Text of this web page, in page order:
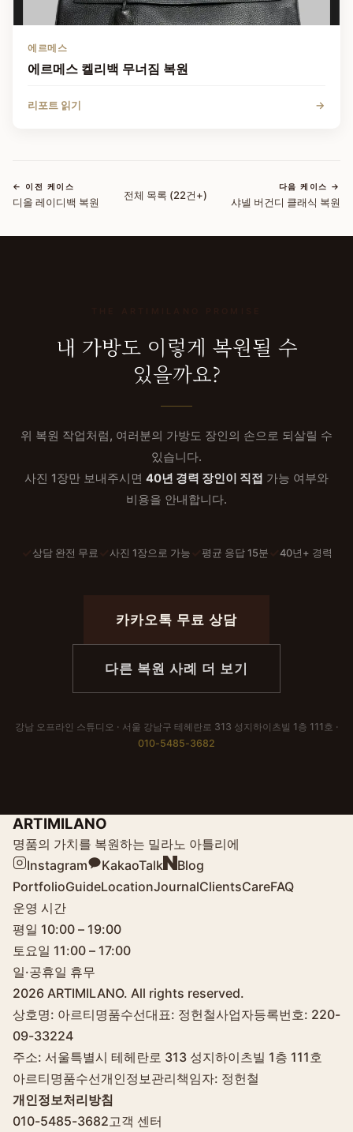
에르메스
에르메스 켈리백 무너짐 복원
리포트 읽기 →
← 이전 케이스
디올 레이디백 복원
전체 목록 (22건+)
다음 케이스 →
샤넬 버건디 클래식 복원
내 가방도 이렇게 복원될 수
있을까요?
위 복원 작업처럼, 여러분의 가방도 장인의 손으로 되살릴 수
있습니다.
사진 1장만 보내주시면 40년 경력 장인이 직접 가능 여부와
비용을 안내합니다.
상담 완전 무료 사진 1장으로 가능 평균 응답 15분 40년+ 경력
카카오톡 무료 상담
다른 복원 사례 더 보기
강남 오프라인 스튜디오 · 서울 강남구 테헤란로 313 성지하이츠빌 1층 111호 ·
010-5485-3682
ARTIMILANO
명품의 가치를 복원하는 밀라노 아틀리에
Instagram
KakaoTalk
Blog
PortfolioGuideLocationJournalClientsCareFAQ
운영 시간
평일 10:00 – 19:00
토요일 11:00 – 17:00
일·공휴일 휴무
2026 ARTIMILANO. All rights reserved.
상호명: 아르티명품수선대표: 정헌철사업자등록번호: 220-
09-33224
주소: 서울특별시 테헤란로 313 성지하이츠빌 1층 111호
아르티명품수선개인정보관리책임자: 정헌철
개인정보처리방침
010-5485-3682고객 센터